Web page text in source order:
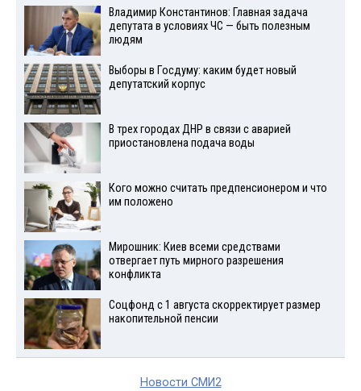
Владимир Константинов: Главная задача
депутата в условиях ЧС — быть полезным
людям
Выборы в Госдуму: каким будет новый
депутатский корпус
В трех городах ДНР в связи с аварией
приостановлена подача воды
Кого можно считать предпенсионером и что
им положено
Мирошник: Киев всеми средствами
отвергает путь мирного разрешения
конфликта
Соцфонд с 1 августа скорректирует размер
накопительной пенсии
Новости СМИ2